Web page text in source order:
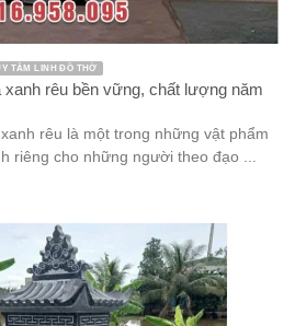
TÂM LINH ĐỒ THỜ
rêu bền vững, chất lượng năm
rêu là một trong những vật phẩm
riêng cho những người theo đạo ...